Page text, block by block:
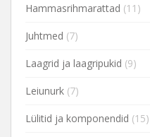
Hammasrihmarattad (11)
Juhtmed (7)
Laagrid ja laagripukid (9)
Leiunurk (7)
Lülitid ja komponendid (15)